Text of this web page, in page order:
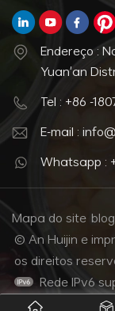
como
tamanhos
crescentes
considerar os
caixa de lata
o desperdício,
reciclável. No
para presente
embalagem
Endereço :
Yuan'an
Tel : +86 -
E-mail :
Whatsapp :
Mapa do site
© An Huijin e
os direitos
Rede IPv6